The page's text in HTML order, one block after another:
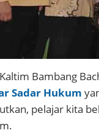
Bambang
Sadar Hukum
pelajar kita